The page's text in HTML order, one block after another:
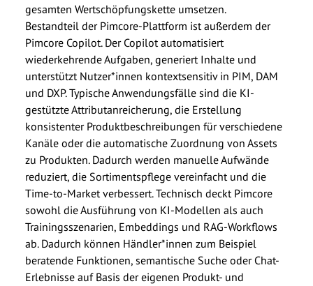
gesamten Wertschöpfungskette umsetzen.
Bestandteil der Pimcore-Plattform ist außerdem der
Pimcore Copilot. Der Copilot automatisiert
wiederkehrende Aufgaben, generiert Inhalte und
unterstützt Nutzer*innen kontextsensitiv in PIM, DAM
und DXP. Typische Anwendungsfälle sind die KI-
gestützte Attributanreicherung, die Erstellung
konsistenter Produktbeschreibungen für verschiedene
Kanäle oder die automatische Zuordnung von Assets
zu Produkten. Dadurch werden manuelle Aufwände
reduziert, die Sortimentspflege vereinfacht und die
Time-to-Market verbessert. Technisch deckt Pimcore
sowohl die Ausführung von KI-Modellen als auch
Trainingsszenarien, Embeddings und RAG-Workflows
ab. Dadurch können Händler*innen zum Beispiel
beratende Funktionen, semantische Suche oder Chat-
Erlebnisse auf Basis der eigenen Produkt- und